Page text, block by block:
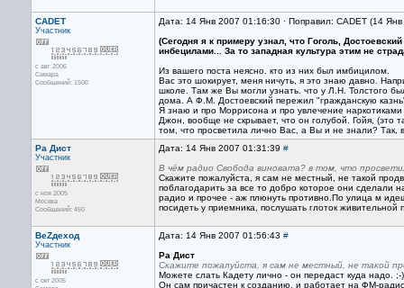
CADET
Участник
с авг 2006
Самара
Сообщений: 1500
Дата: 14 Янв 2007 01:16:30 · Поправил: CADET (14
(Сегодня я к примеру узнал, что Гоголь,
инбецилами... За то западная культура этим не
Из вашего поста неясно. кто из них был имбицилом.
Вас это шокирует, меня ничуть, я это знаю давно.
школе. Там же Вы могли узнать. что у Л.Н. Толстого
дома. А Ф.М. Достоевский пережил "гражданскую
Я знаю и про Моррисона и про увлечение
Джон, вообще не скрывает, что он голубой. Гойя, (это
том, что просветила лично Вас, а Вы и не знали? Так,
Ра Дист
Участник
с ноя 2005
Москва
Сообщений: 450
Дата: 14 Янв 2007 01:31:39 #
В чём радио Свобода виновата? в том, что
Скажите пожалуйста, я сам не местный, не такой
поблагодарить за все то добро которое они сделали
радио и прочее - аж плюнуть противно.По улица м
посидеть у приемника, послушать глоток
ВеZдеход
Участник
с окт 2005
Дата: 14 Янв 2007 01:56:43 #
Ра Дист
Скажите пожалуйста, я сам не местный, не такой
Можете слать Кадету лично - он передаст куда надо. ;-)
Он сам причастен к созданию, и работает на ФМ-